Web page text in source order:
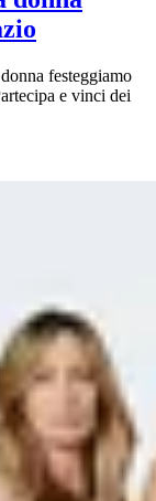
festeggiamo
e vinci dei